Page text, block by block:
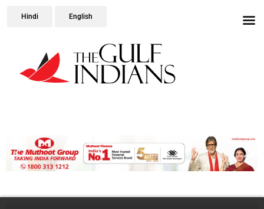
Hindi English